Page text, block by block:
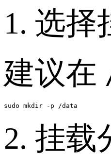
1. 选择
建议在
2. 挂载